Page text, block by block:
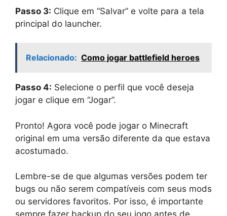
Passo 3: Clique em “Salvar” e volte para a tela
principal do launcher.
Relacionado: Como jogar battlefield heroes
Passo 4: Selecione o perfil que você deseja
jogar e clique em “Jogar”.
Pronto! Agora você pode jogar o Minecraft
original em uma versão diferente da que estava
acostumado.
Lembre-se de que algumas versões podem ter
bugs ou não serem compatíveis com seus mods
ou servidores favoritos. Por isso, é importante
sempre fazer backup do seu jogo antes de